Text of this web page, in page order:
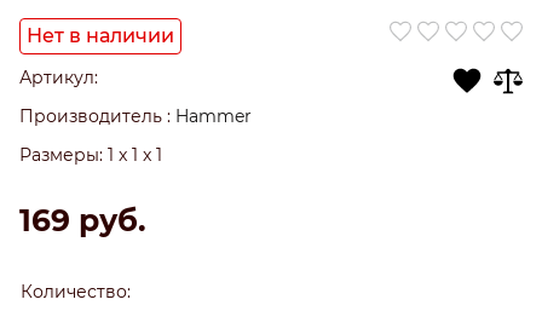
Нет в наличии
Артикул:
Производитель : Hammer
Размеры: 1 x 1 x 1
169 руб.
Количество: